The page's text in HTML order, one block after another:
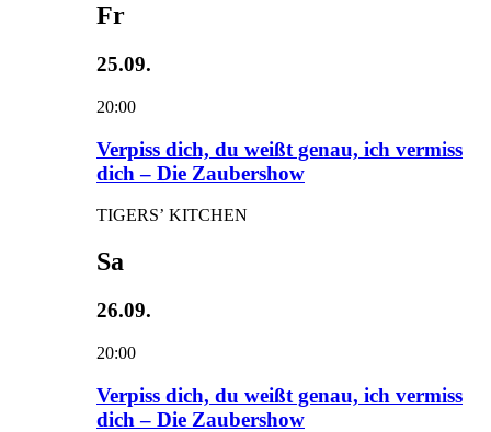
Fr
25.09.
20:00
Verpiss dich, du weißt genau, ich vermiss
dich – Die Zaubershow
TIGERS’ KITCHEN
Sa
26.09.
20:00
Verpiss dich, du weißt genau, ich vermiss
dich – Die Zaubershow